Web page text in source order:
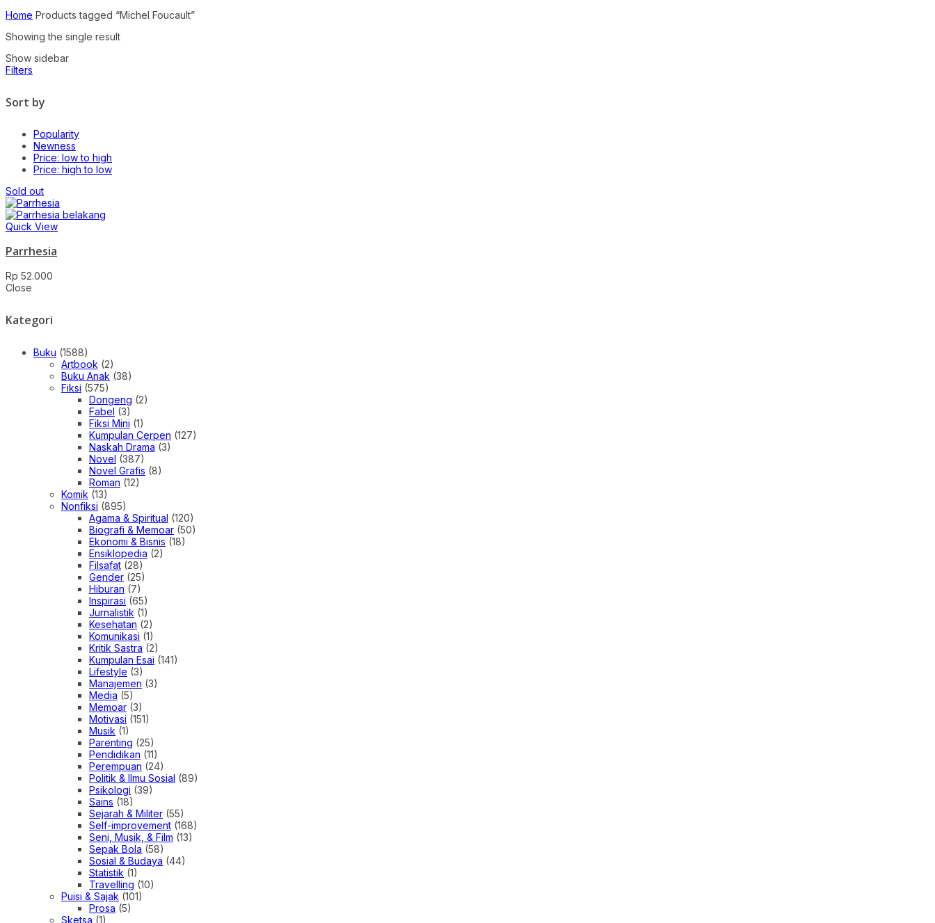
Home Products tagged “Michel Foucault”
Showing the single result
Show sidebar
Filters
Sort by
Popularity
Newness
Price: low to high
Price: high to low
Sold out
Quick View
Parrhesia
Rp 52.000
Close
Kategori
Buku (1588)
Artbook (2)
Buku Anak (38)
Fiksi (575)
Dongeng (2)
Fabel (3)
Fiksi Mini (1)
Kumpulan Cerpen (127)
Naskah Drama (3)
Novel (387)
Novel Grafis (8)
Roman (12)
Komik (13)
Nonfiksi (895)
Agama & Spiritual (120)
Biografi & Memoar (50)
Ekonomi & Bisnis (18)
Ensiklopedia (2)
Filsafat (28)
Gender (25)
Hiburan (7)
Inspirasi (65)
Jurnalistik (1)
Kesehatan (2)
Komunikasi (1)
Kritik Sastra (2)
Kumpulan Esai (141)
Lifestyle (3)
Manajemen (3)
Media (5)
Memoar (3)
Motivasi (151)
Musik (1)
Parenting (25)
Pendidikan (11)
Perempuan (24)
Politik & Ilmu Sosial (89)
Psikologi (39)
Sains (18)
Sejarah & Militer (55)
Self-improvement (168)
Seni, Musik, & Film (13)
Sepak Bola (58)
Sosial & Budaya (44)
Statistik (1)
Travelling (10)
Puisi & Sajak (101)
Prosa (5)
Sketsa (1)